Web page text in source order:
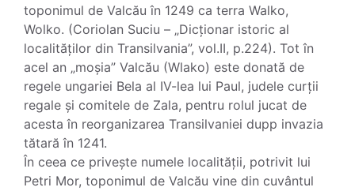
toponimul de Valcău în 1249 ca terra Walko,
Wolko. (Coriolan Suciu – „Dicționar istoric al
localităților din Transilvania”, vol.II, p.224). Tot în
acel an „moșia” Valcău (Wlako) este donată de
regele ungariei Bela al IV-lea lui Paul, judele curții
regale și comitele de Zala, pentru rolul jucat de
acesta în reorganizarea Transilvaniei dupp invazia
tătară în 1241.
În ceea ce privește numele localității, potrivit lui
Petri Mor, toponimul de Valcău vine din cuvântul